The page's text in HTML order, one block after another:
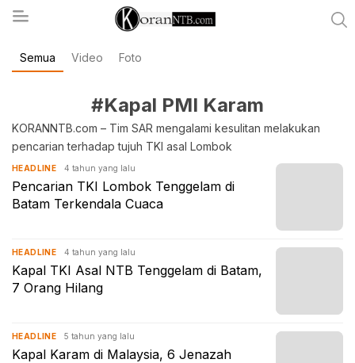
koranntb.com
Semua Video Foto
#Kapal PMI Karam
KORANNTB.com – Tim SAR mengalami kesulitan melakukan
pencarian terhadap tujuh TKI asal Lombok
HEADLINE 4 tahun yang lalu
Pencarian TKI Lombok Tenggelam di
Batam Terkendala Cuaca
HEADLINE 4 tahun yang lalu
Kapal TKI Asal NTB Tenggelam di Batam,
7 Orang Hilang
HEADLINE 5 tahun yang lalu
Kapal Karam di Malaysia, 6 Jenazah